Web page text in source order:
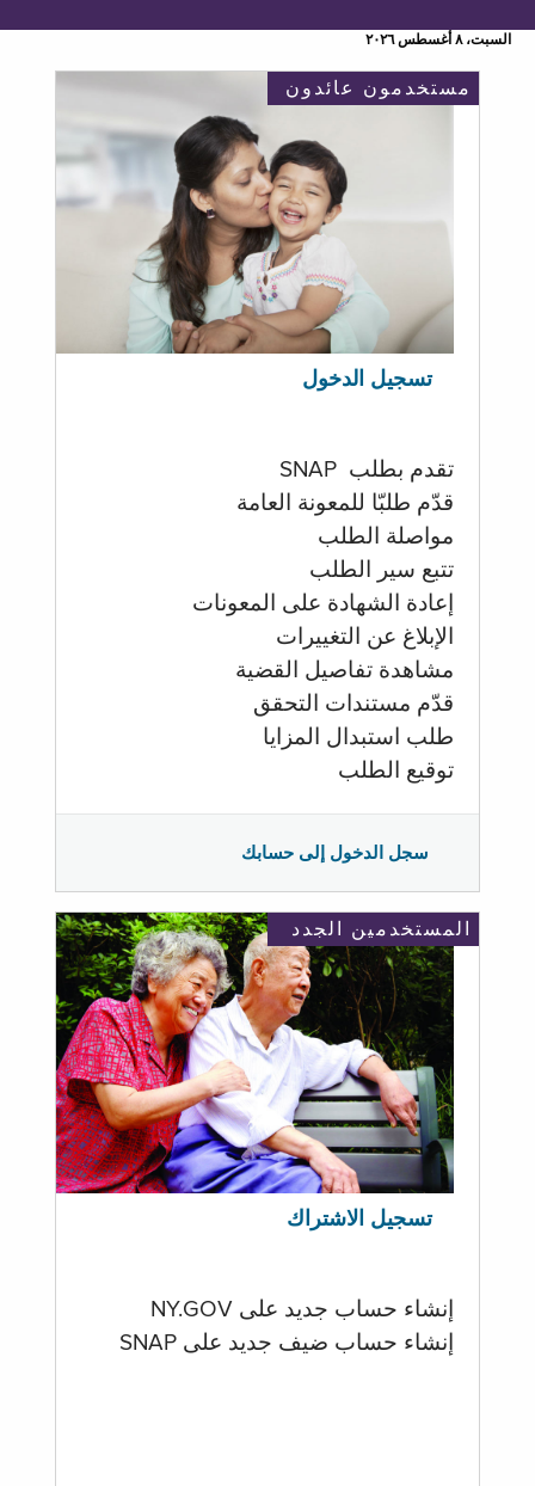
السبت، ٨ أغسطس ٢٠٢٦
مستخدمون عائدون
تسجيل الدخول
تقدم بطلب SNAP
قدّم طلبّا للمعونة العامة
مواصلة الطلب
تتبع سير الطلب
إعادة الشهادة على المعونات
الإبلاغ عن التغييرات
مشاهدة تفاصيل القضية
قدّم مستندات التحقق
طلب استبدال المزايا
توقيع الطلب
سجل الدخول إلى حسابك
المستخدمين الجدد
تسجيل الاشتراك
إنشاء حساب جديد على NY.GOV
إنشاء حساب ضيف جديد على SNAP